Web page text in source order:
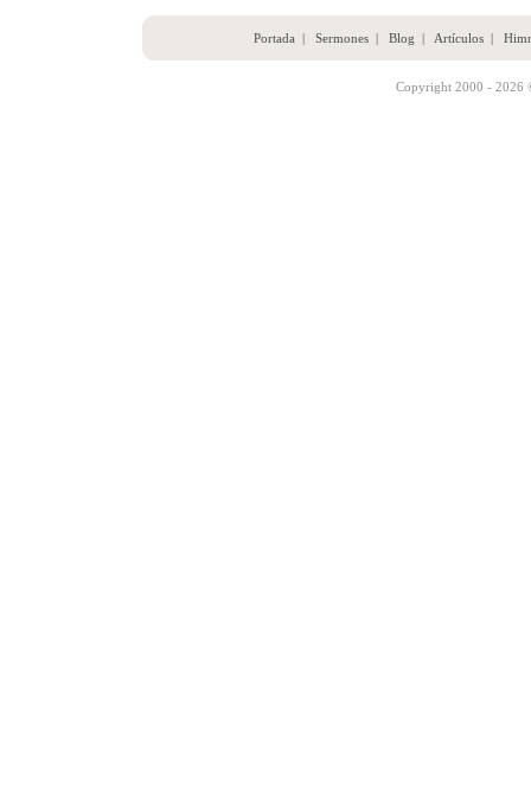
Portada | Sermones| Blog | Artículos|
Copyright 2000 - 2026